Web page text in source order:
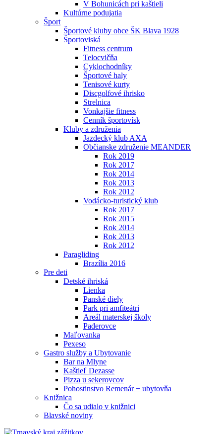
V Bohunicách pri kaštieli
Kultúrne podujatia
Šport
Športové kluby obce ŠK Blava 1928
Športoviská
Fitness centrum
Telocvičňa
Cyklochodníky
Športové haly
Tenisové kurty
Discgolfové ihrisko
Strelnica
Vonkajšie fitness
Cenník športovísk
Kluby a združenia
Jazdecký klub AXA
Občianske združenie MEANDER
Rok 2019
Rok 2017
Rok 2014
Rok 2013
Rok 2012
Vodácko-turistický klub
Rok 2017
Rok 2015
Rok 2014
Rok 2013
Rok 2012
Paragliding
Brazília 2016
Pre deti
Detské ihriská
Lienka
Panské diely
Park pri amfiteátri
Areál materskej školy
Paderovce
Maľovanka
Pexeso
Gastro služby a Ubytovanie
Bar na Mlyne
Kaštieľ Dezasse
Pizza u sekerovcov
Pohostinstvo Remenár + ubytovňa
Knižnica
Čo sa udialo v knižnici
Blavské noviny